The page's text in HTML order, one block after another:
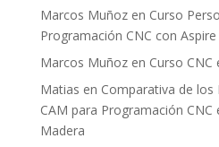
Marcos Muñozen Curso
Programación CNC con
Marcos Muñozen Curso
Matias en Comparativa de
CAM para Programación CNC
Madera